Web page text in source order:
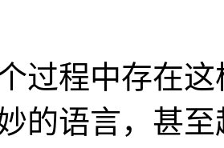
过程中存在
的语言，甚